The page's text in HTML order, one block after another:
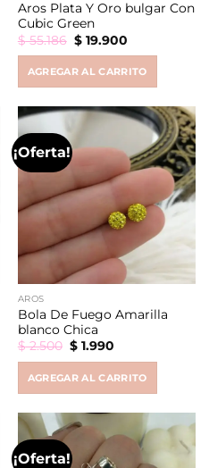
Aros Plata Y Oro bulgar Con
Cubic Green
$55.186 Original
price
$ 55.186.
$19.900Current
$ 19.900.
AGREGAR AL CARRITO
¡Oferta!
AROS
Bola De Fuego Amarilla
blanco Chica
$2.500 Original
price
$ 2.500.
$1.990Current
$ 1.990.
AGREGAR AL CARRITO
¡Oferta!